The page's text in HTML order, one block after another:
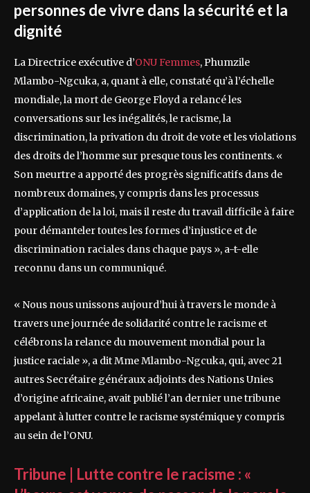
personnes de vivre dans la sécurité et la
dignité
La Directrice exécutive d’ONU Femmes, Phumzile
Mlambo-Ngcuka, a, quant à elle, constaté qu’à l’échelle
mondiale, la mort de George Floyd a relancé les
conversations sur les inégalités, le racisme, la
discrimination, la privation du droit de vote et les violations
des droits de l’homme sur presque tous les continents. «
Son meurtre a apporté des progrès significatifs dans de
nombreux domaines, y compris dans les processus
d’application de la loi, mais il reste du travail difficile à faire
pour démanteler toutes les formes d’injustice et de
discrimination raciales dans chaque pays », a-t-elle
reconnu dans un communiqué.
« Nous nous unissons aujourd’hui à travers le monde à
travers une journée de solidarité contre le racisme et
célébrons la relance du mouvement mondial pour la
justice raciale », a dit Mme Mlambo-Ngcuka, qui, avec 21
autres Secrétaire généraux adjoints des Nations Unies
d’origine africaine, avait publié l’an dernier une tribune
appelant à lutter contre le racisme systémique y compris
au sein de l’ONU.
Tribune | Lutte contre le racisme : «